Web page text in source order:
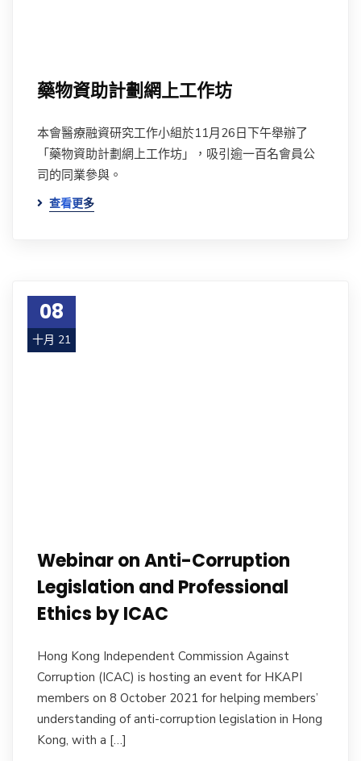
藥物資助計劃網上工作坊
本會醫療融資研究工作小組於11月26日下午舉辦了
「藥物資助計劃網上工作坊」，吸引逾一百名會員公
司的同業參與。
查看更多
08
十月 21
Webinar on Anti-Corruption
Legislation and Professional
Ethics by ICAC
Hong Kong Independent Commission Against
Corruption (ICAC) is hosting an event for HKAPI
members on 8 October 2021 for helping members’
understanding of anti-corruption legislation in Hong
Kong, with a […]